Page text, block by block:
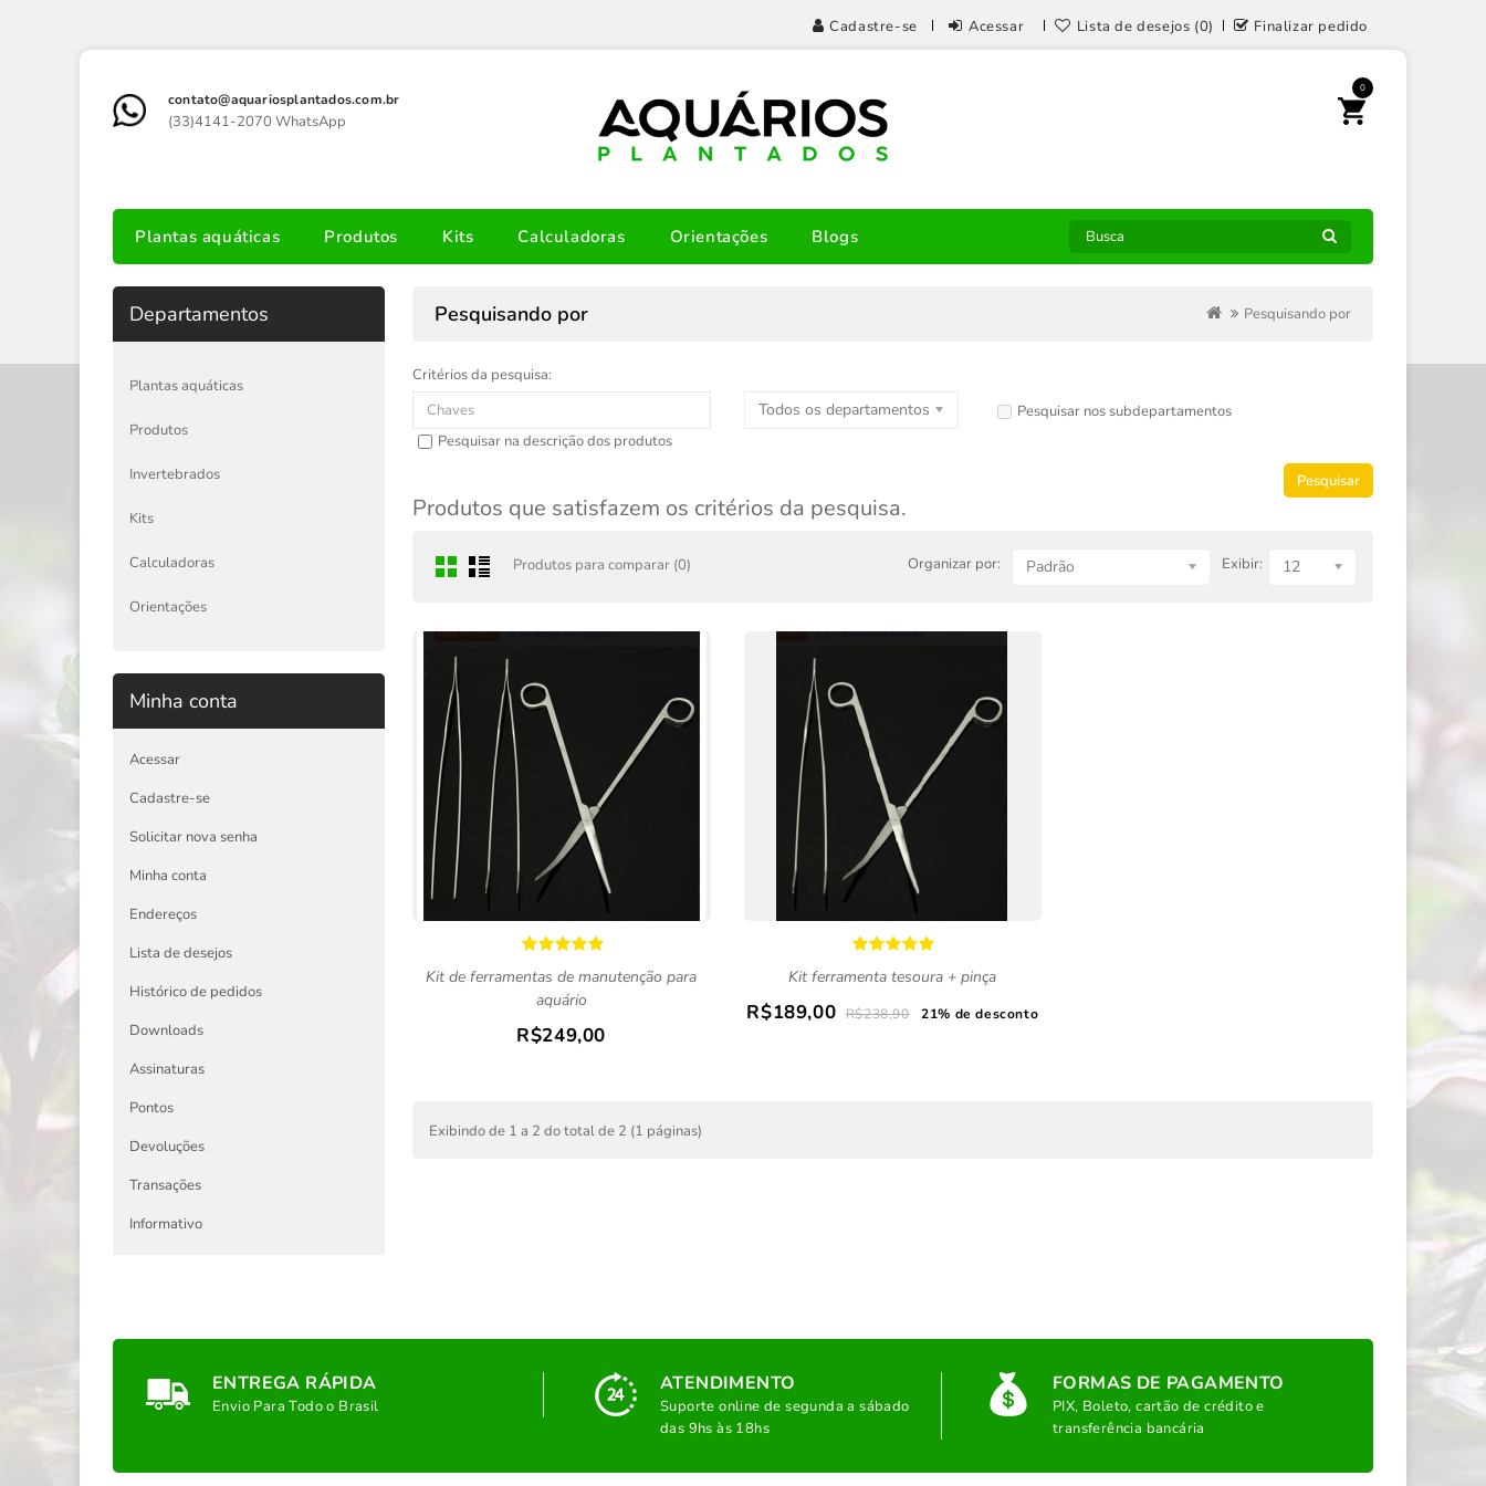
Cadastre-se Acessar Lista de desejos (0) Finalizar pedido
contato@aquariosplantados.com.br
(33)4141-2070 WhatsApp
0
Plantas aquáticas Produtos Kits Calculadoras Orientações Blogs
Departamentos
Plantas aquáticas
Produtos
Invertebrados
Kits
Calculadoras
Orientações
Minha conta
Acessar
Cadastre-se
Solicitar nova senha
Minha conta
Endereços
Lista de desejos
Histórico de pedidos
Downloads
Assinaturas
Pontos
Devoluções
Transações
Informativo
Pesquisando por Pesquisando por
Critérios da pesquisa:
Todos os departamentos
Pesquisar nos subdepartamentos
Pesquisar na descrição dos produtos
Produtos que satisfazem os critérios da pesquisa.
Produtos para comparar (0) Organizar por: Padrão Exibir: 12
Kit de ferramentas de manutenção para
aquário
R$249,00
Kit ferramenta tesoura + pinça
R$189,00 R$238,90 21% de desconto
Exibindo de 1 a 2 do total de 2 (1 páginas)
ENTREGA RÁPIDA
Envio Para Todo o Brasil
ATENDIMENTO
Suporte online de segunda a sábado
das 9hs às 18hs
FORMAS DE PAGAMENTO
PIX, Boleto, cartão de crédito e
transferência bancária